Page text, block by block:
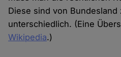
Diese sind von Bundesland
unterschiedlich. (Eine
Wikipedia.)